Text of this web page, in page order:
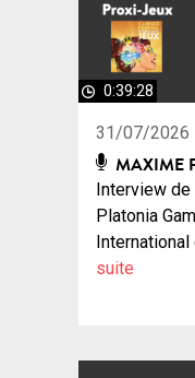
0:39:28
31/07/2026
MAXIME
Interview
Platonia
suite